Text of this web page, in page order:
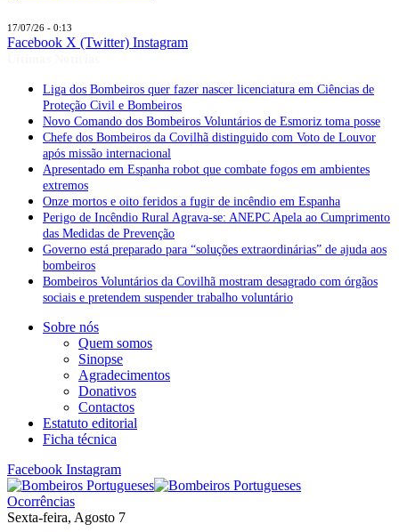
17/07/26 - 0:13
Facebook X (Twitter) Instagram
Liga dos Bombeiros quer fazer nascer licenciatura em Ciências de
Proteção Civil e Bombeiros
Novo Comando dos Bombeiros Voluntários de Esmoriz toma posse
Chefe dos Bombeiros da Covilhã distinguido com Voto de Louvor
após missão internacional
Apresentado em Espanha robot que combate fogos em ambientes
extremos
Onze mortos e oito feridos a fugir de incêndio em Espanha
Perigo de Incêndio Rural Agrava-se: ANEPC Apela ao Cumprimento
das Medidas de Prevenção
Governo está preparado para “soluções extraordinárias” de ajuda aos
bombeiros
Bombeiros Voluntários da Covilhã mostram desagrado com órgãos
sociais e pretendem suspender trabalho voluntário
Sobre nós
Quem somos
Sinopse
Agradecimentos
Donativos
Contactos
Estatuto editorial
Ficha técnica
Facebook Instagram
Ocorrências
Sexta-feira, Agosto 7